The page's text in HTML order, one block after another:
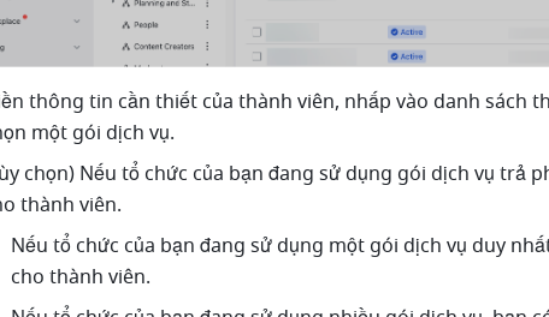
thông tin cần thiết của thành viên, nhấp vào danh sách
một gói dịch vụ.
chọn) Nếu tổ chức của bạn đang sử dụng gói dịch vụ trả
thành viên.
Nếu tổ chức của bạn đang sử dụng một gói dịch vụ duy
cho thành viên.